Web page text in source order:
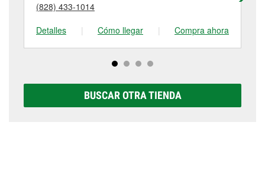
en 1584 Highway 70 West, Valdese, NC.
tienda #1105 para obtener más información.
(828) 433-1014
Detalles
| Cómo llegar | Compra ahora
BUSCAR OTRA TIENDA